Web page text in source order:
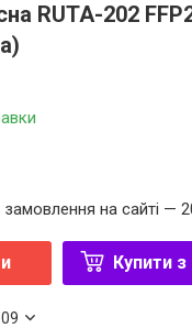
RUTA-202
замовлення на сайті —
Купити з